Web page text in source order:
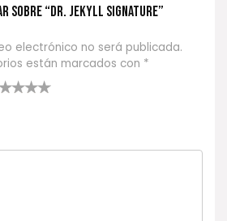
“DR. JEKYLL SIGNATURE”
electrónico no será publicada.
están marcados con *